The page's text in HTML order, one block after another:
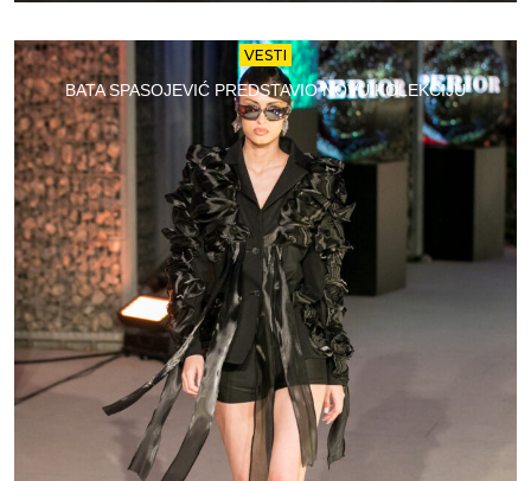
VESTI
BATA SPASOJEVIĆ PREDSTAVIO NOVU KOLEKCIJU